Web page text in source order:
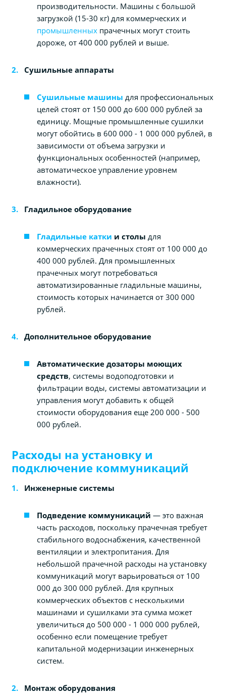
производительности. Машины с большой
загрузкой (15-30 кг) для коммерческих и
промышленных прачечных могут стоить
дороже, от 400 000 рублей и выше.
Сушильные аппараты
Сушильные машины для профессиональных
целей стоят от 150 000 до 600 000 рублей за
единицу. Мощные промышленные сушилки
могут обойтись в 600 000 - 1 000 000 рублей, в
зависимости от объема загрузки и
функциональных особенностей (например,
автоматическое управление уровнем
влажности).
Гладильное оборудование
Гладильные катки и столы для
коммерческих прачечных стоят от 100 000 до
400 000 рублей. Для промышленных
прачечных могут потребоваться
автоматизированные гладильные машины,
стоимость которых начинается от 300 000
рублей.
Дополнительное оборудование
Автоматические дозаторы моющих
средств, системы водоподготовки и
фильтрации воды, системы автоматизации и
управления могут добавить к общей
стоимости оборудования еще 200 000 - 500
000 рублей.
Расходы на установку и
подключение коммуникаций
Инженерные системы
Подведение коммуникаций — это важная
часть расходов, поскольку прачечная требует
стабильного водоснабжения, качественной
вентиляции и электропитания. Для
небольшой прачечной расходы на установку
коммуникаций могут варьироваться от 100
000 до 300 000 рублей. Для крупных
коммерческих объектов с несколькими
машинами и сушилками эта сумма может
увеличиться до 500 000 - 1 000 000 рублей,
особенно если помещение требует
капитальной модернизации инженерных
систем.
Монтаж оборудования